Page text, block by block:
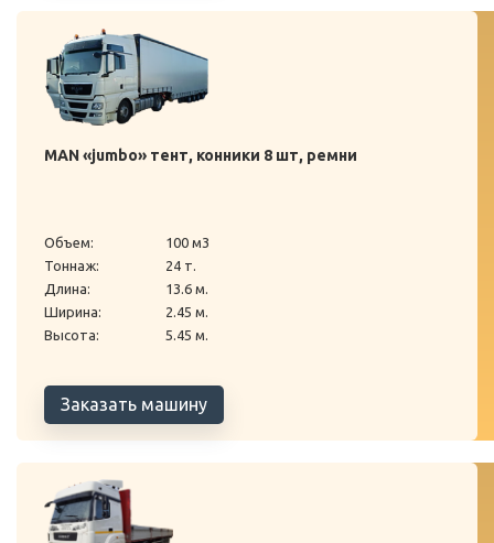
MAN «jumbo» тент, конники 8 шт, ремни
Объем:
100 м3
Тоннаж:
24 т.
Длина:
13.6 м.
Ширина:
2.45 м.
Высота:
5.45 м.
Заказать машину